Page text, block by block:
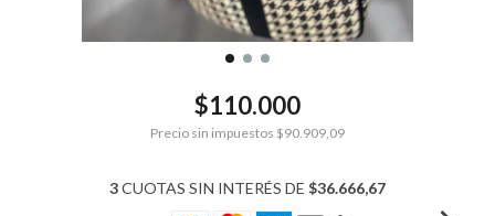
$110.000
Precio sin impuestos $90.909,09
3CUOTAS SIN INTERÉS DE $36.666,67